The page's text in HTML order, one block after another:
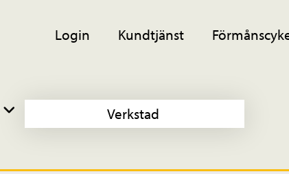
Login Kundtjänst
Verkstad